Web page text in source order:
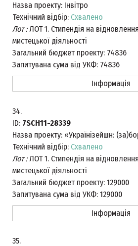
Назва проекту: Інвітро
Технічний відбір: Схвалено
Лот :ЛОТ 1. Стипендія на
мистецької діяльності
Загальний бюджет проекту: 74836
Запитувана сума від УКФ: 74836
Інформація
34.
ID: 7SCH11-28339
Назва проекту: «Українізейшн:
Технічний відбір: Схвалено
Лот :ЛОТ 1. Стипендія на
мистецької діяльності
Загальний бюджет проекту: 129000
Запитувана сума від УКФ: 129000
Інформація
35.